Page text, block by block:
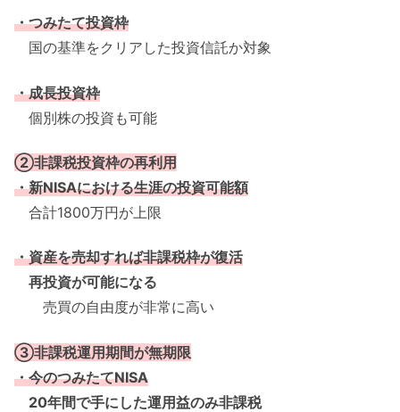
・つみたて投資枠
国の基準をクリアした投資信託か対象
・成長投資枠
個別株の投資も可能
②非課税投資枠の再利用
・新NISAにおける生涯の投資可能額
合計1800万円が上限
・資産を売却すれば非課税枠が復活
再投資が可能になる
売買の自由度が非常に高い
③非課税運用期間が無期限
・今のつみたてNISA
20年間で手にした運用益のみ非課税